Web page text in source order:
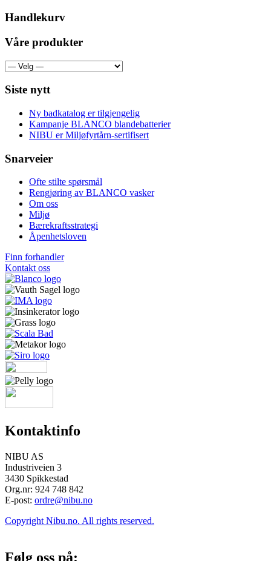
Handlekurv
Våre produkter
Siste nytt
Ny badkatalog er tilgjengelig
Kampanje BLANCO blandebatterier
NIBU er Miljøfyrtårn-sertifisert
Snarveier
Ofte stilte spørsmål
Rengjøring av BLANCO vasker
Om oss
Miljø
Bærekraftsstrategi
Åpenhetsloven
Finn forhandler
Kontakt oss
Kontaktinfo
NIBU AS
Industriveien 3
3430 Spikkestad
Org.nr: 924 748 842
E-post: ordre@nibu.no
Copyright Nibu.no. All rights reserved.
Følg oss på: